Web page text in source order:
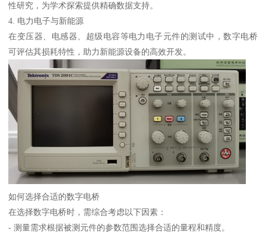
性研究，为学术探索提供精确数据支持。
4. 电力电子与新能源
在变压器、电感器、超级电容等电力电子元件的测试中，数字电桥
可评估其损耗特性，助力新能源设备的高效开发。
如何选择合适的数字电桥
在选择数字电桥时，需综合考虑以下因素：
- 测量需求根据被测元件的参数范围选择合适的量程和精度。